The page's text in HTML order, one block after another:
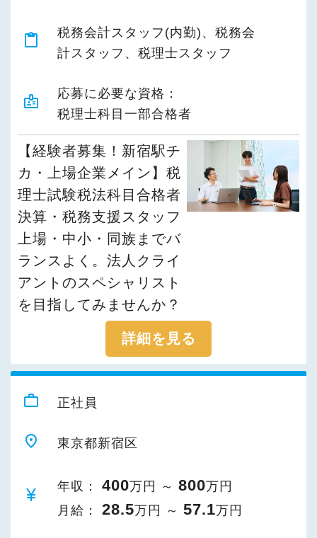
content_paste
税務会計スタッフ(内勤)、税務会
計スタッフ、税理士スタッフ
badge
応募に必要な資格：
税理士科目一部合格者
【経験者募集！新宿駅チ
カ・上場企業メイン】税
理士試験税法科目合格者
決算・税務支援スタッフ
上場・中小・同族までバ
ランスよく。法人クライ
アントのスペシャリスト
を目指してみませんか？
詳細を見る
work_outline 正社員
place 東京都新宿区
currency_yen
年収： 400万円 ～ 800万円
月給： 28.5万円 ～ 57.1万円